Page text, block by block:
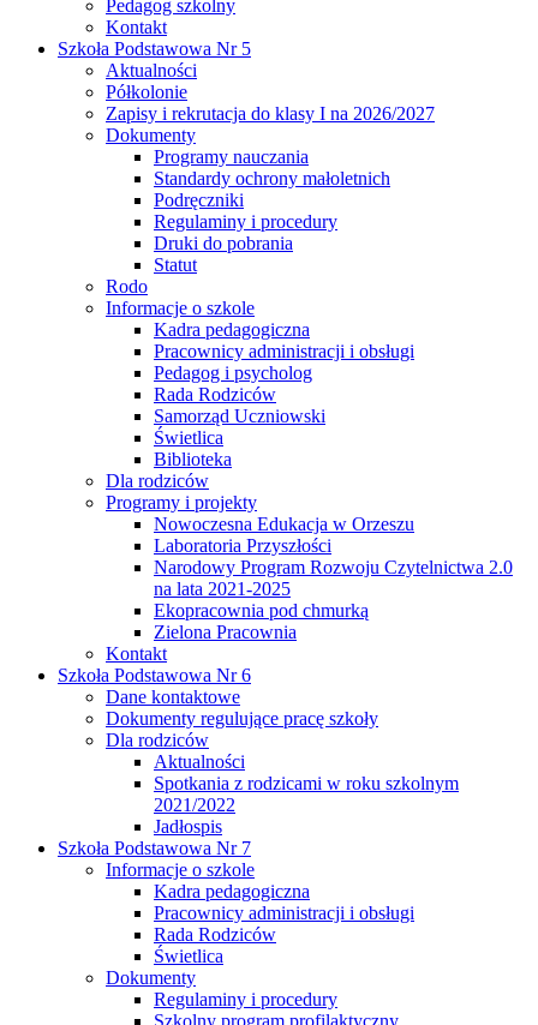
Pedagog szkolny
Kontakt
Szkoła Podstawowa Nr 5
Aktualności
Półkolonie
Zapisy i rekrutacja do klasy I na 2026/2027
Dokumenty
Programy nauczania
Standardy ochrony małoletnich
Podręczniki
Regulaminy i procedury
Druki do pobrania
Statut
Rodo
Informacje o szkole
Kadra pedagogiczna
Pracownicy administracji i obsługi
Pedagog i psycholog
Rada Rodziców
Samorząd Uczniowski
Świetlica
Biblioteka
Dla rodziców
Programy i projekty
Nowoczesna Edukacja w Orzeszu
Laboratoria Przyszłości
Narodowy Program Rozwoju Czytelnictwa 2.0
na lata 2021-2025
Ekopracownia pod chmurką
Zielona Pracownia
Kontakt
Szkoła Podstawowa Nr 6
Dane kontaktowe
Dokumenty regulujące pracę szkoły
Dla rodziców
Aktualności
Spotkania z rodzicami w roku szkolnym
2021/2022
Jadłospis
Szkoła Podstawowa Nr 7
Informacje o szkole
Kadra pedagogiczna
Pracownicy administracji i obsługi
Rada Rodziców
Świetlica
Dokumenty
Regulaminy i procedury
Szkolny program profilaktyczny